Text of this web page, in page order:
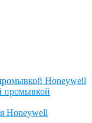
Honeywell
промывкой
Honeywell